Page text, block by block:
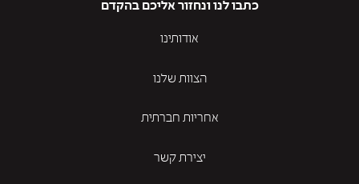
כתבו לנו ונחזור אליכם בהקדם
אודותינו
הצוות שלנו
אחריות חברתית
יצירת קשר